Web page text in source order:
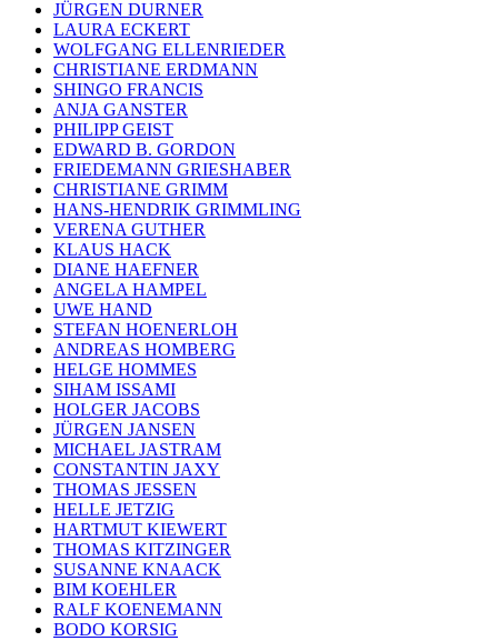
JÜRGEN DURNER
LAURA ECKERT
WOLFGANG ELLENRIEDER
CHRISTIANE ERDMANN
SHINGO FRANCIS
ANJA GANSTER
PHILIPP GEIST
EDWARD B. GORDON
FRIEDEMANN GRIESHABER
CHRISTIANE GRIMM
HANS-HENDRIK GRIMMLING
VERENA GUTHER
KLAUS HACK
DIANE HAEFNER
ANGELA HAMPEL
UWE HAND
STEFAN HOENERLOH
ANDREAS HOMBERG
HELGE HOMMES
SIHAM ISSAMI
HOLGER JACOBS
JÜRGEN JANSEN
MICHAEL JASTRAM
CONSTANTIN JAXY
THOMAS JESSEN
HELLE JETZIG
HARTMUT KIEWERT
THOMAS KITZINGER
SUSANNE KNAACK
BIM KOEHLER
RALF KOENEMANN
BODO KORSIG